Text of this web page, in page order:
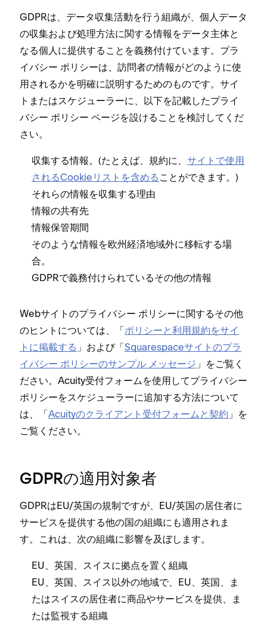
GDPRは⁠、デ⁠ータ収集活動を行う組織が⁠、個人デ⁠ータ
の収集および処理方法に関する情報をデ⁠ータ主体と
なる個人に提供することを義務付けています⁠。プラ
イバシ⁠ー ポリシ⁠ーは⁠、訪問者の情報がどのように使
用されるかを明確に説明するためのものです⁠。サイ
トまたはスケジ⁠ュ⁠ーラ⁠ーに⁠、以下を記載したプライ
バシ⁠ー ポリシ⁠ー ペ⁠ージを設けることを検討してくだ
さい⁠。
収集する情報⁠。(⁠たとえば⁠、規約に⁠、 サイトで使用
されるCookieリストを含める ことができます⁠。⁠)
それらの情報を収集する理由
情報の共有先
情報保管期間
そのような情報を欧州経済地域外に移転する場
合⁠。
GDPRで義務付けられているその他の情報
Webサイトのプライバシ⁠ー ポリシ⁠ーに関するその他
のヒントについては⁠、「⁠ポリシ⁠ーと利用規約をサイ
トに掲載する ⁠」および「⁠Squarespaceサイトのプラ
イバシ⁠ー ポリシ⁠ーのサンプル メ⁠ッセ⁠ージ ⁠」をご覧く
ださい⁠。Acuity受付フ⁠ォ⁠ームを使用してプライバシ⁠ー
ポリシ⁠ーをスケジ⁠ュ⁠ーラ⁠ーに追加する方法について
は⁠、「⁠Acuityのクライアント受付フ⁠ォ⁠ームと契約 ⁠」を
ご覧ください⁠。
GDPRの適用対象者
GDPRはEU/英国の規制ですが⁠、EU/英国の居住者に
サ⁠ービスを提供する他の国の組織にも適用されま
す⁠。これは⁠、次の組織に影響を及ぼします⁠。
EU⁠、英国⁠、スイスに拠点を置く組織
EU⁠、英国⁠、スイス以外の地域で⁠、EU⁠、英国⁠、ま
たはスイスの居住者に商品やサ⁠ービスを提供⁠、ま
たは監視する組織